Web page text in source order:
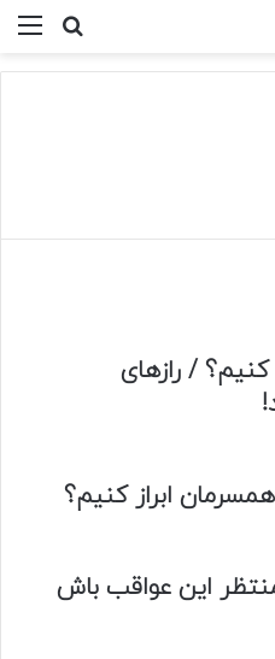
کنیم؟ / رازهای
ابراز کنیم؟
این عواقب باش